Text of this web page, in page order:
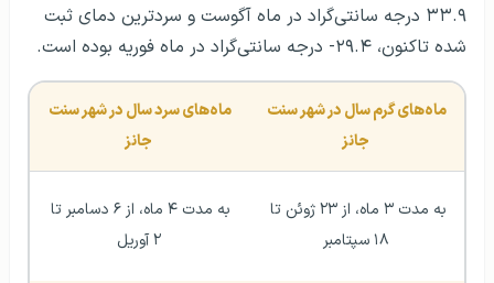
۳۳.۹ درجه سانتی‌گراد در ماه آگوست و سردترین دمای ثبت
شده تاکنون، ۲۹.۴- درجه سانتی‌گراد در ماه فوریه بوده است.
جانز
جانز
۱۸ سپتامبر
۲ آوریل